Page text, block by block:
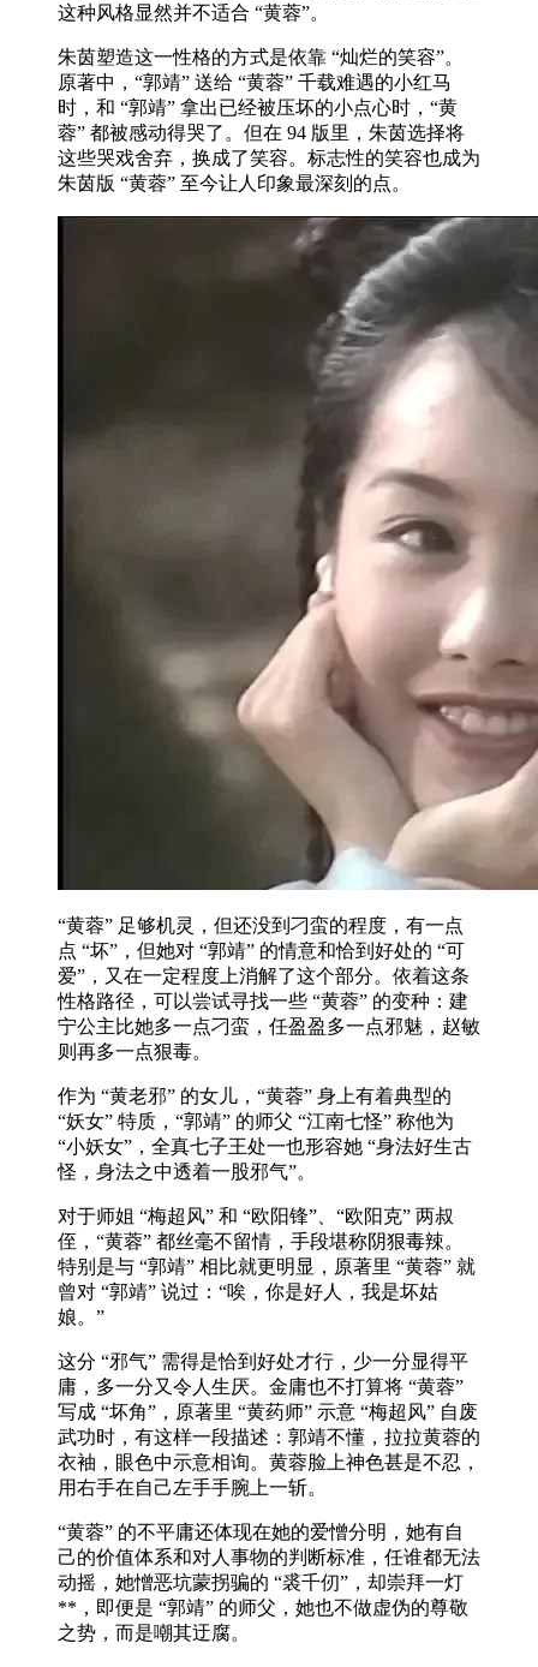
这种风格显然并不适合 “黄蓉”。
朱茵塑造这一性格的方式是依靠 “灿烂的笑容”。
原著中，“郭靖” 送给 “黄蓉” 千载难遇的小红马
时，和 “郭靖” 拿出已经被压坏的小点心时，“黄
蓉” 都被感动得哭了。但在 94 版里，朱茵选择将
这些哭戏舍弃，换成了笑容。标志性的笑容也成为
朱茵版 “黄蓉” 至今让人印象最深刻的点。
“黄蓉” 足够机灵，但还没到刁蛮的程度，有一点
点 “坏”，但她对 “郭靖” 的情意和恰到好处的 “可
爱”，又在一定程度上消解了这个部分。依着这条
性格路径，可以尝试寻找一些 “黄蓉” 的变种：建
宁公主比她多一点刁蛮，任盈盈多一点邪魅，赵敏
则再多一点狠毒。
作为 “黄老邪” 的女儿，“黄蓉” 身上有着典型的
“妖女” 特质，“郭靖” 的师父 “江南七怪” 称他为
“小妖女”，全真七子王处一也形容她 “身法好生古
怪，身法之中透着一股邪气”。
对于师姐 “梅超风” 和 “欧阳锋”、“欧阳克” 两叔
侄，“黄蓉” 都丝毫不留情，手段堪称阴狠毒辣。
特别是与 “郭靖” 相比就更明显，原著里 “黄蓉” 就
曾对 “郭靖” 说过：“唉，你是好人，我是坏姑
娘。”
这分 “邪气” 需得是恰到好处才行，少一分显得平
庸，多一分又令人生厌。金庸也不打算将 “黄蓉”
写成 “坏角”，原著里 “黄药师” 示意 “梅超风” 自废
武功时，有这样一段描述：郭靖不懂，拉拉黄蓉的
衣袖，眼色中示意相询。黄蓉脸上神色甚是不忍，
用右手在自己左手手腕上一斩。
“黄蓉” 的不平庸还体现在她的爱憎分明，她有自
己的价值体系和对人事物的判断标准，任谁都无法
动摇，她憎恶坑蒙拐骗的 “裘千仞”，却崇拜一灯
**，即便是 “郭靖” 的师父，她也不做虚伪的尊敬
之势，而是嘲其迂腐。